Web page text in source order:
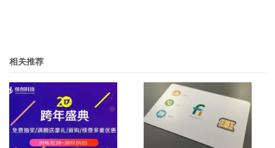
相关推荐